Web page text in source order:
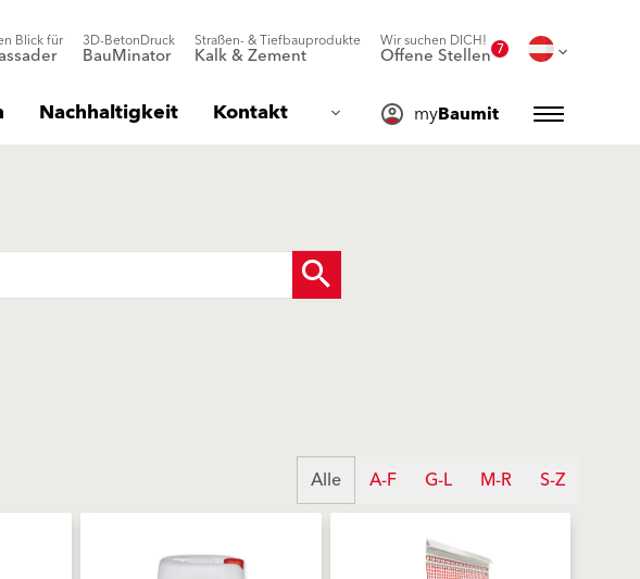
Blick für 3D-BetonDruck
BauMinator
Straßen- & Tiefbauprodukte
Kalk & Zement
Wir suchen DICH!
Offene Stellen 7
Nachhaltigkeit Kontakt myBaumit
Alle A-F G-L M-R S-Z